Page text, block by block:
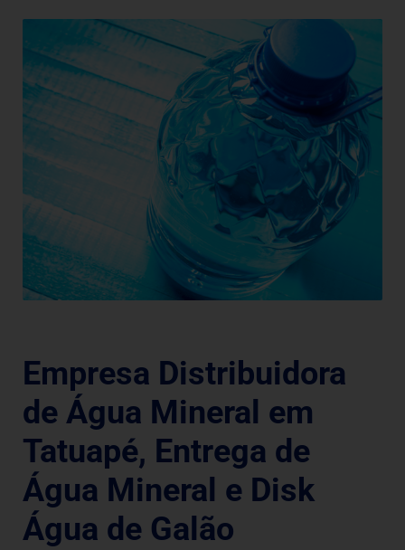
Empresa Distribuidora
de Água Mineral em
Tatuapé, Entrega de
Água Mineral e Disk
Água de Galão